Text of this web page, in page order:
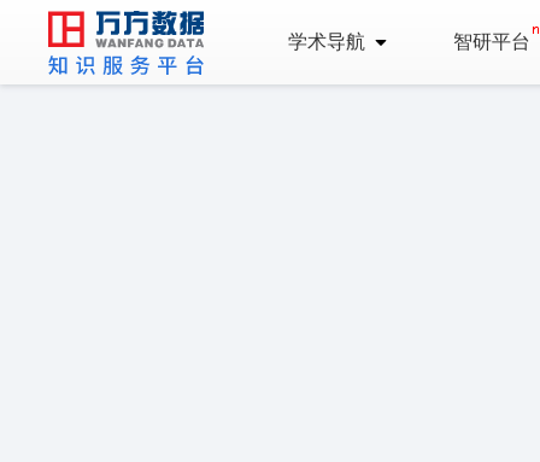
学术导航 智研平台